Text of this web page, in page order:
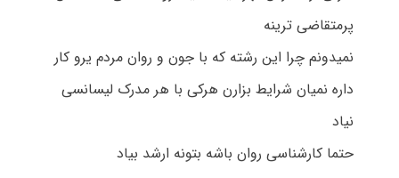
پرمتقاضی ترینه
نمیدونم چرا این رشته که با جون و روان مردم یرو کار
داره نمیان شرایط بزارن هرکی با هر مدرک لیسانسی
نیاد
حتما کارشناسی روان باشه بتونه ارشد بیاد